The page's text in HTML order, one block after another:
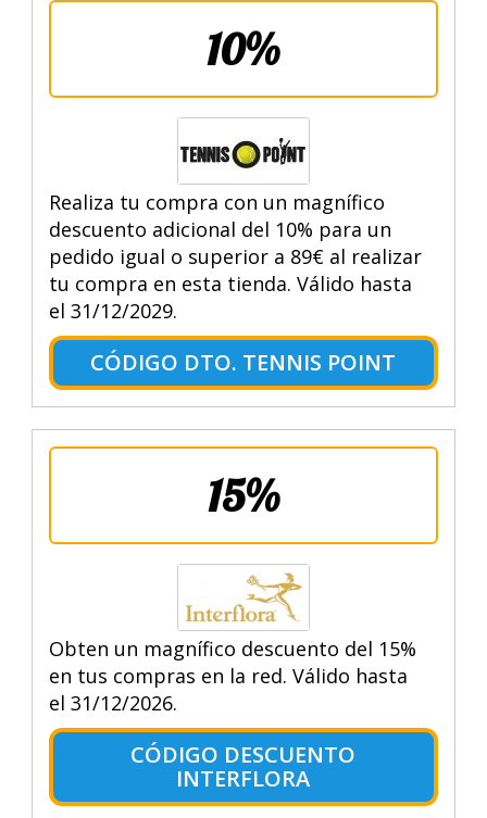
10%
Realiza tu compra con un magnífico
descuento adicional del 10% para un
pedido igual o superior a 89€ al realizar
tu compra en esta tienda. Válido hasta
el 31/12/2029.
CÓDIGO DTO. TENNIS POINT
15%
Obten un magnífico descuento del 15%
en tus compras en la red. Válido hasta
el 31/12/2026.
CÓDIGO DESCUENTO
INTERFLORA